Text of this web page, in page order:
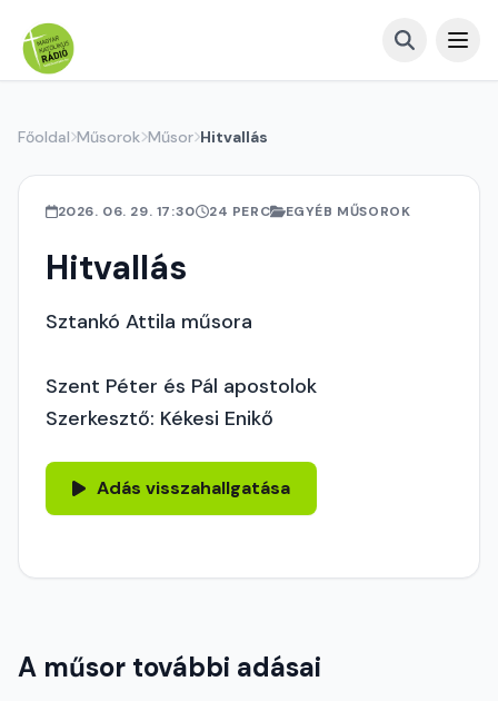
Főoldal Műsorok Műsor Hitvallás
2026. 06. 29. 17:30 24 PERC EGYÉB MŰSOROK
Hitvallás
Sztankó Attila műsora
Szent Péter és Pál apostolok
Szerkesztő: Kékesi Enikő
Adás visszahallgatása
A műsor további adásai